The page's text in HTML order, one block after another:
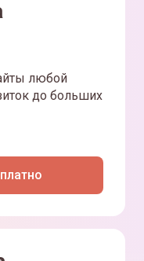
любой
до больших